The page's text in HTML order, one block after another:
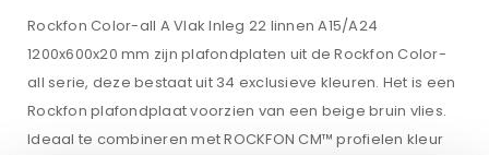
Rockfon Color-all A Vlak Inleg 22 linnen A15/A24
1200x600x20 mm zijn plafondplaten uit de Rockfon Color-
all serie, deze bestaat uit 34 exclusieve kleuren. Het is een
Rockfon plafondplaat voorzien van een beige bruin vlies.
Ideaal te combineren met ROCKFON CM™ profielen kleur